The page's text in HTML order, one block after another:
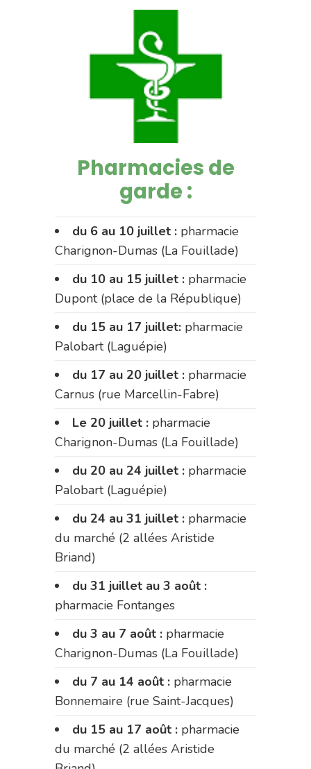
Pharmacies de
garde :
du 6 au 10 juillet : pharmacie
Charignon-Dumas (La Fouillade)
du 10 au 15 juillet : pharmacie
Dupont (place de la République)
du 15 au 17 juillet: pharmacie
Palobart (Laguépie)
du 17 au 20 juillet : pharmacie
Carnus (rue Marcellin-Fabre)
Le 20 juillet : pharmacie
Charignon-Dumas (La Fouillade)
du 20 au 24 juillet : pharmacie
Palobart (Laguépie)
du 24 au 31 juillet : pharmacie
du marché (2 allées Aristide
Briand)
du 31 juillet au 3 août :
pharmacie Fontanges
du 3 au 7 août : pharmacie
Charignon-Dumas (La Fouillade)
du 7 au 14 août : pharmacie
Bonnemaire (rue Saint-Jacques)
du 15 au 17 août : pharmacie
du marché (2 allées Aristide